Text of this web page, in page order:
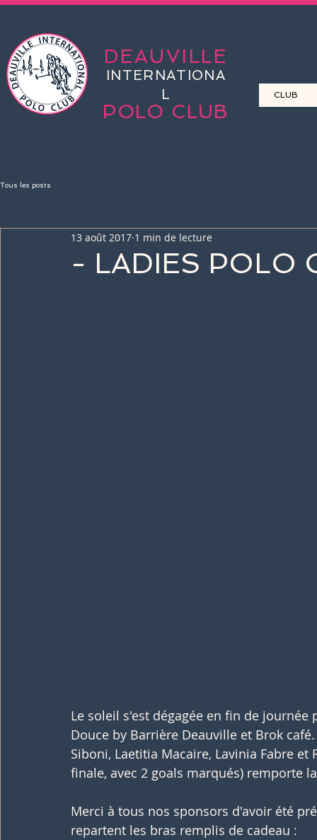
DEAUVILLE
INTERNATIONA
L
POLO CLUB
CLUB
Tous les posts
- LADIES POLO
13 août 2017 1 min de lecture
Le soleil s'est dégagée en fin de
Douce by Barrière Deauville et Brok
Siboni, Laetitia Macaire, Lavinia Fabre
finale, avec 2 goals marqués) remporte
Merci à tous nos sponsors d'avoir été
repartent les bras remplis de cadeau :